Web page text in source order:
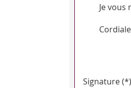
Je vous
Signature